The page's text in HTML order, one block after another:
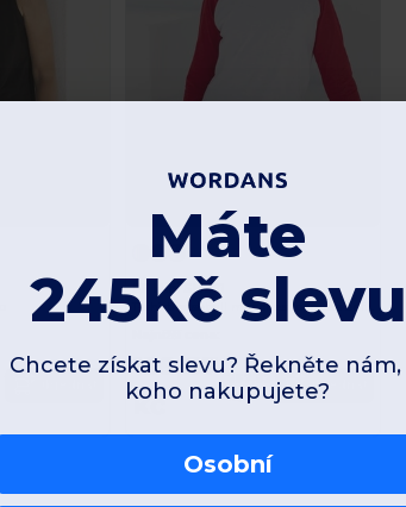
SF Mini SM271
T-shirt baseball manches longues enfant
138,67
kč
kč
Objednat
Máte
245Kč
Chcete získat slevu? Řekněte
koho nakupujete?
Osobní